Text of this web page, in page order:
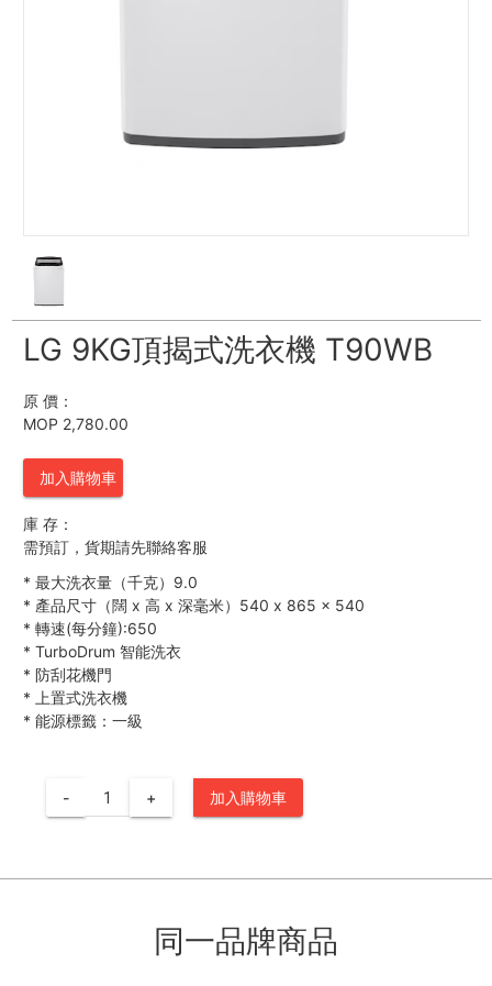
LG 9KG頂揭式洗衣機 T90WB
原 價：
MOP 2,780.00
加入購物車
庫 存：
需預訂，貨期請先聯絡客服
* 最大洗衣量（千克）9.0
* 產品尺寸（闊 x 高 x 深毫米）540 x 865 x 540
* 轉速(每分鐘):650
* TurboDrum 智能洗衣
* 防刮花機門
* 上置式洗衣機
* 能源標籤：一級
- + 加入購物車
同一品牌商品